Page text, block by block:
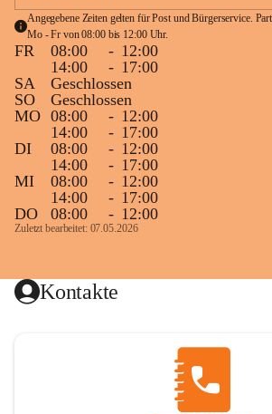
Angegebene Zeiten gelten für Post und Bürgerservice.
Mo - Fr von 08:00 bis 12:00 Uhr.
FR 08:00 - 12:00
14:00
- 17:00
SA
Geschlossen
SO
Geschlossen
MO 08:00 - 12:00
14:00
- 17:00
DI
08:00 - 12:00
14:00
- 17:00
MI
08:00 - 12:00
14:00
- 17:00
DO
08:00 - 12:00
Zuletzt bearbeitet: 07.05.2026
Kontakte